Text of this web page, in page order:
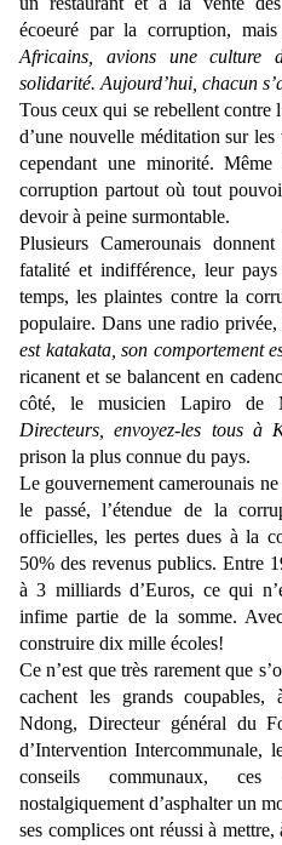
écoeuré par la corruption,
Africains, avions une
solidarité. Aujourd’hui, chacun
Tous ceux qui se rebellent contre
d’une nouvelle méditation sur
cependant une minorité.
corruption partout où tout
devoir à peine surmontable.
Plusieurs Camerounais
fatalité et indifférence, leur
temps, les plaintes contre la
populaire. Dans une radio
est katakata, son comportement
ricanent et se balancent en
côté, le musicien Lapiro de
Directeurs, envoyez-les tous à
prison la plus connue du pays.
Le gouvernement camerounais
le passé, l’étendue de la
officielles, les pertes dues à la
50% des revenus publics. Entre
à 3 milliards d’Euros, ce qui
infime partie de la somme.
construire dix mille écoles!
Ce n’est que très rarement que
cachent les grands
Ndong, Directeur général du
d’Intervention Intercommunale,
conseils communaux,
nostalgiquement d’asphalter un
ses complices ont réussi à